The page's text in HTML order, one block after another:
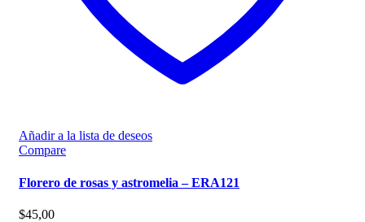
Añadir a la lista de deseos
Compare
Florero de rosas y astromelia – ERA121
$45,00